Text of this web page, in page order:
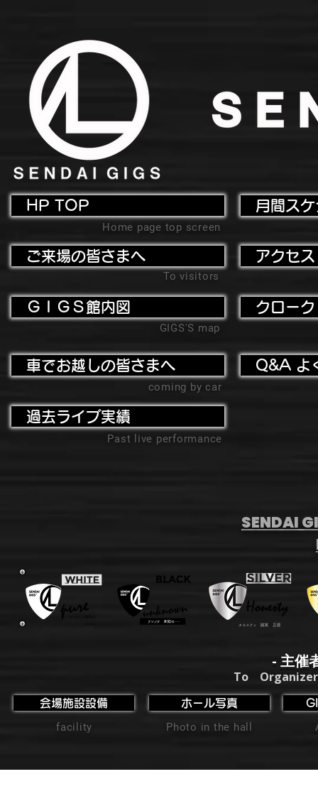
HP TOP
Home page top screen
ご来場の皆さまへ
To visitors
ＧＩＧＳ館内図
GIGS'S map
車でお越しの皆さまへ
coming by car
過去ライブ実績
Past live performance
月間ス
アクセ
クローク
Q&A よ
SENDAI
- 主催
To
会場施設設備
facility
ホール写真
Photo in the hall